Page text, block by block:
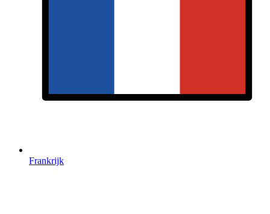
Frankrijk